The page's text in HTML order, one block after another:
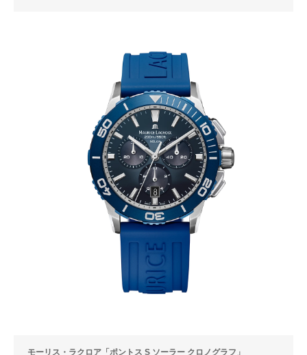
モーリス・ラクロア「ポントス S ソーラー クロノグラフ」